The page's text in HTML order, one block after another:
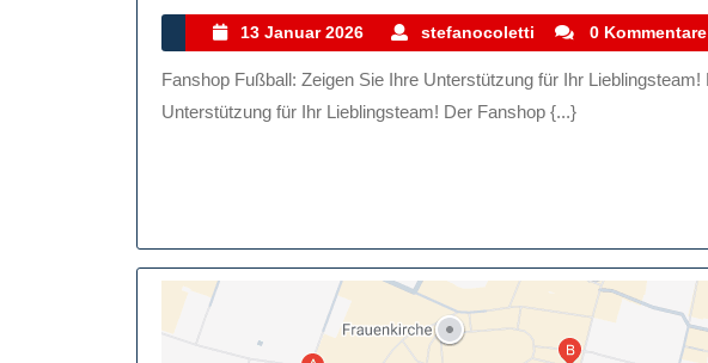
Zeigen
Sie
Ihre
Lieblingsteam!
13 Januar 2026
13
Januar
2026
stefanocoletti stefanocoletti
0 Kommentare
Fanshop Fußball: Zeigen Sie Ihre Unterstützung für Ihr Lieblingsteam! Fanshop Fußball: Zeigen Sie Ihre
Unterstützung für Ihr Lieblingsteam! Der Fanshop {...}